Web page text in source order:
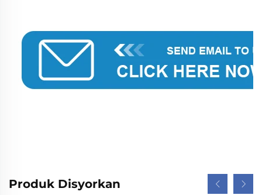
Produk Disyorkan